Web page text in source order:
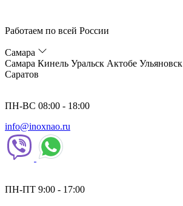
Работаем по всей России
Самара
Самара Кинель Уральск Актобе Ульяновск
Саратов
ПН-ВС 08:00 - 18:00
info@inoxnao.ru
ПН-ПТ 9:00 - 17:00